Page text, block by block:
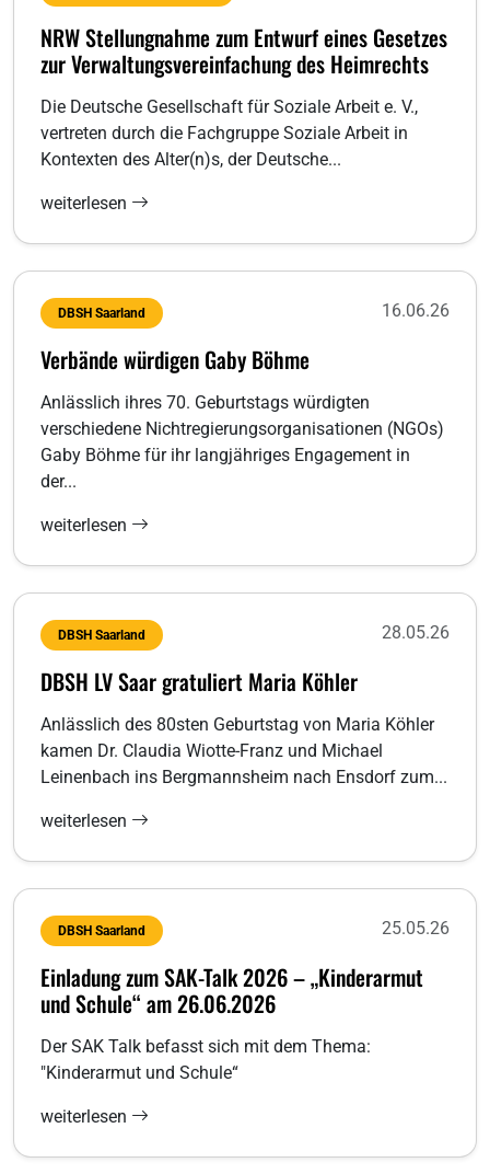
NRW Stellungnahme zum Entwurf eines Gesetzes
zur Verwaltungsvereinfachung des Heimrechts
Die Deutsche Gesellschaft für Soziale Arbeit e. V.,
vertreten durch die Fachgruppe Soziale Arbeit in
Kontexten des Alter(n)s, der Deutsche...
weiterlesen
DBSH Saarland 16.06.26
Verbände würdigen Gaby Böhme
Anlässlich ihres 70. Geburtstags würdigten
verschiedene Nichtregierungsorganisationen (NGOs)
Gaby Böhme für ihr langjähriges Engagement in
der...
weiterlesen
DBSH Saarland 28.05.26
DBSH LV Saar gratuliert Maria Köhler
Anlässlich des 80sten Geburtstag von Maria Köhler
kamen Dr. Claudia Wiotte-Franz und Michael
Leinenbach ins Bergmannsheim nach Ensdorf zum...
weiterlesen
DBSH Saarland 25.05.26
Einladung zum SAK-Talk 2026 – „Kinderarmut
und Schule“ am 26.06.2026
Der SAK Talk befasst sich mit dem Thema:
"Kinderarmut und Schule“
weiterlesen